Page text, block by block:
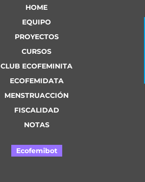
HOME
EQUIPO
PROYECTOS
CURSOS
CLUB ECOFEMINITA
ECOFEMIDATA
MENSTRUACCIÓN
FISCALIDAD
NOTAS
Ecofemibot